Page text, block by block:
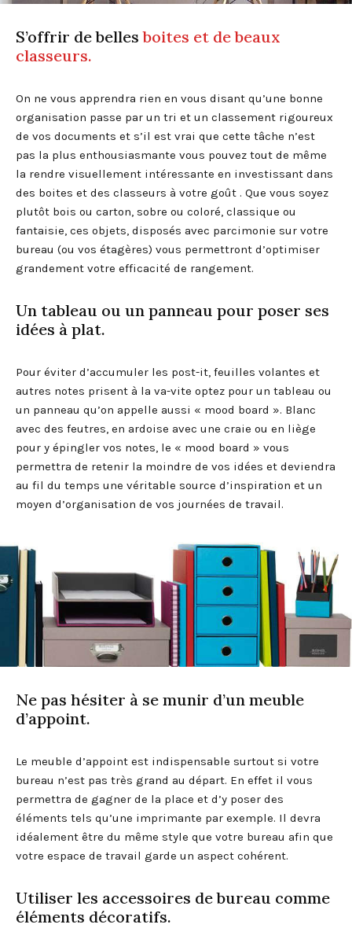
S’offrir de bellesboites et de beaux
classeurs.
On ne vous apprendra rien en vous disant qu’une bonne
organisation passe par un tri et un classement rigoureux
de vos documents et s’il est vrai que cette tâche n’est
pas la plus enthousiasmante vous pouvez tout de même
la rendre visuellement intéressante en investissant dans
des boites et des classeurs à votre goût . Que vous soyez
plutôt bois ou carton, sobre ou coloré, classique ou
fantaisie, ces objets, disposés avec parcimonie sur votre
bureau (ou vos étagères) vous permettront d’optimiser
grandement votre efficacité de rangement.
Un tableau ou un panneau pour poser ses
idées à plat.
Pour éviter d’accumuler les post-it, feuilles volantes et
autres notes prisent à la va-vite optez pour un tableau ou
un panneau qu’on appelle aussi « mood board ». Blanc
avec des feutres, en ardoise avec une craie ou en liège
pour y épingler vos notes, le « mood board » vous
permettra de retenir la moindre de vos idées et deviendra
au fil du temps une véritable source d’inspiration et un
moyen d’organisation de vos journées de travail.
Ne pas hésiter à se munir d’un meuble
d’appoint.
Le meuble d’appoint est indispensable surtout si votre
bureau n’est pas très grand au départ. En effet il vous
permettra de gagner de la place et d’y poser des
éléments tels qu’une imprimante par exemple. Il devra
idéalement être du même style que votre bureau afin que
votre espace de travail garde un aspect cohérent.
Utiliser les accessoires de bureau comme
éléments décoratifs.